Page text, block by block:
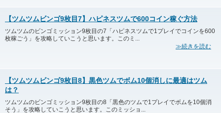
【ツムツムビンゴ9枚目7】ハピネスツムで600コイン稼ぐ方法
ツムツムのビンゴミッション9枚目の7「ハピネスツムで1プレイでコインを600
枚稼ごう」を攻略していこうと思います。このミ...
≫続きを読む
【ツムツムビンゴ9枚目8】黒色ツムでボム10個消しに最適はツム
は？
ツムツムのビンゴミッション9枚目の8「黒色のツムで1プレイでボムを10個消
そう」を攻略していこうと思います。このミッショ...